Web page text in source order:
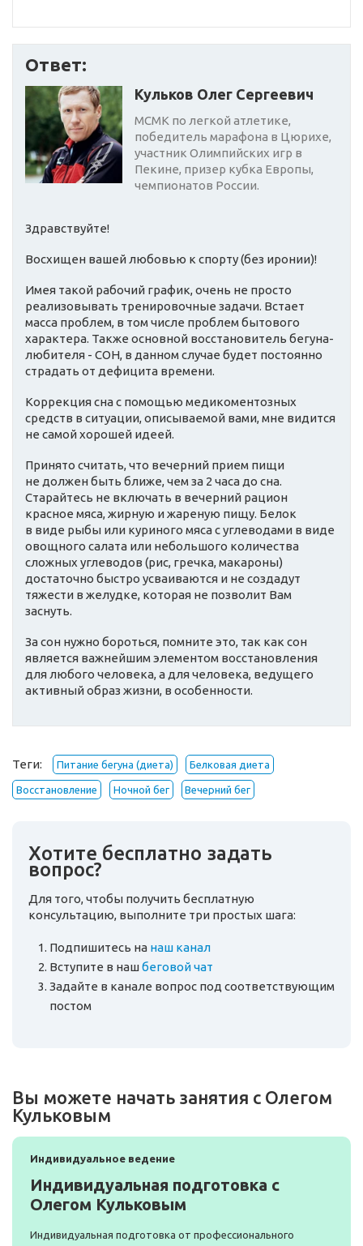
Ответ:
Кульков Олег Сергеевич
МСМК по легкой атлетике,
победитель марафона в Цюрихе,
участник Олимпийских игр в
Пекине, призер кубка Европы,
чемпионатов России.
Здравствуйте!
Восхищен вашей любовью к спорту (без иронии)!
Имея такой рабочий график, очень не просто
реализовывать тренировочные задачи. Встает
масса проблем, в том числе проблем бытового
характера. Также основной восстановитель бегуна-
любителя - СОН, в данном случае будет постоянно
страдать от дефицита времени.
Коррекция сна с помощью медикоментозных
средств в ситуации, описываемой вами, мне видится
не самой хорошей идеей.
Принято считать, что вечерний прием пищи
не должен быть ближе, чем за 2 часа до сна.
Старайтесь не включать в вечерний рацион
красное мяса, жирную и жареную пищу. Белок
в виде рыбы или куриного мяса с углеводами в виде
овощного салата или небольшого количества
сложных углеводов (рис, гречка, макароны)
достаточно быстро усваиваются и не создадут
тяжести в желудке, которая не позволит Вам
заснуть.
За сон нужно бороться, помните это, так как сон
является важнейшим элементом восстановления
для любого человека, а для человека, ведущего
активный образ жизни, в особенности.
Теги: Питание бегуна (диета) Белковая диета
Восстановление Ночной бег Вечерний бег
Хотите бесплатно задать
вопрос?
Для того, чтобы получить бесплатную
консультацию, выполните три простых шага:
Подпишитесь на наш канал
Вступите в нашбеговой чат
Задайте в канале вопрос под соответствующим
постом
Вы можете начать занятия с Олегом
Кульковым
Индивидуальное ведение
Индивидуальная подготовка с
Олегом Кульковым
Индивидуальная подготовка от профессионального